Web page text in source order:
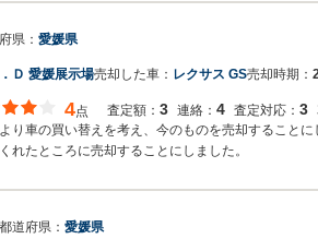
県： 愛媛県
Ｄ 愛媛展示場売却した車： レクサス GS売却時期：
4点 査定額： 3 連絡： 4 査定対応： 3
り車の買い替えを考え、今のものを売却すること
れたところに売却することにしました。
都道府県： 愛媛県